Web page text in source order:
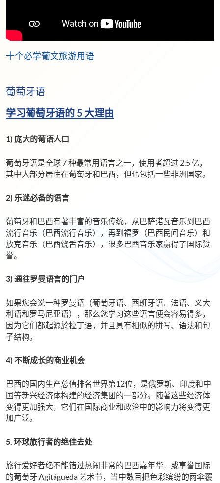
十个必学葡文旅游用语
葡萄牙语
学习葡萄牙语的 5 大理由
1) 庞大的葡语人口
葡萄牙语是全球 7 种最常用语言之一，使用者超过 2.5 亿，
其中大部分居住在葡萄牙和巴西，但也包括一些非洲国家。
2) 乐迷必备的语言
葡萄牙和巴西有著丰富的音乐传统，从巴萨诺瓦音乐到巴西
流行音乐（巴西流行音乐），再到福罗（巴西民间音乐）和
放克音乐（巴西饶舌音乐），很多巴西音乐家赢得了国际赞
誉。
3) 通往罗曼语言的门户
如果您会说一种罗曼语（葡萄牙语、西班牙语、法语、义大
利语和罗马尼亚语），那么您学习这些语言便会容易得多，
因为它们都起源於拉丁语，并且具有相似的拼写、语法和句
子结构。
4) 不断成长的商业机会
巴西的国内生产总值排名世界第12位，是俄罗斯、印度和中
国等新兴经济体构建的经济集团的一部分。随著这些经济体
变得更加强大，它们在国际商业和政治中的影响力将变得更
加广泛。
5. 环球旅行者的绝佳去处
旅行爱好者绝不能错过热闹非常的巴西嘉年华，或享誉国际
的葡萄牙 Agitágueda 艺术节，当中数百把色彩缤纷的雨伞覆